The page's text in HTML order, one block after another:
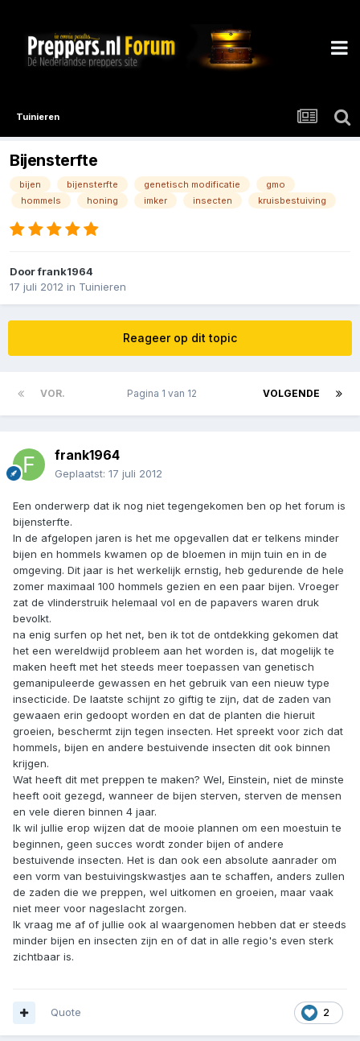
Tuinieren
Bijensterfte
bijen bijensterfte genetisch modificatie
gmo
hommels
honing imker insecten kruisbestuiving
Doorfrank1964
17 juli 2012 in Tuinieren
Reageer op dit topic
VOR. VOLGENDE
Pagina 1 van 12
frank1964
Geplaatst: 17 juli 2012
Een onderwerp dat ik nog niet tegengekomen ben op het forum is
bijensterfte.
In de afgelopen jaren is het me opgevallen dat er telkens minder
bijen en hommels kwamen op de bloemen in mijn tuin en in de
omgeving. Dit jaar is het werkelijk ernstig, heb gedurende de hele
zomer maximaal 100 hommels gezien en een paar bijen. Vroeger
zat de vlinderstruik helemaal vol en de papavers waren druk
bevolkt.
na enig surfen op het net, ben ik tot de ontdekking gekomen dat
het een wereldwijd probleem aan het worden is, dat mogelijk te
maken heeft met het steeds meer toepassen van genetisch
gemanipuleerde gewassen en het gebruik van een nieuw type
insecticide. De laatste schijnt zo giftig te zijn, dat de zaden van
gewaaen erin gedoopt worden en dat de planten die hieruit
groeien, beschermt zijn tegen insecten. Het spreekt voor zich dat
hommels, bijen en andere bestuivende insecten dit ook binnen
krijgen.
Wat heeft dit met preppen te maken? Wel, Einstein, niet de minste
heeft ooit gezegd, wanneer de bijen sterven, sterven de mensen
en vele dieren binnen 4 jaar.
Ik wil jullie erop wijzen dat de mooie plannen om een moestuin te
beginnen, geen succes wordt zonder bijen of andere
bestuivende insecten. Het is dan ook een absolute aanrader om
een vorm van bestuivingskwastjes aan te schaffen, anders zullen
de zaden die we preppen, wel uitkomen en groeien, maar vaak
niet meer voor nageslacht zorgen.
Ik vraag me af of jullie ook al waargenomen hebben dat er steeds
minder bijen en insecten zijn en of dat in alle regio's even sterk
zichtbaar is.
2
Quote